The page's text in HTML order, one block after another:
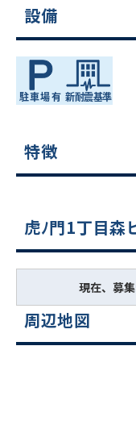
設備
特徴
虎ﾉ門1丁目森
現在、募
周辺地図